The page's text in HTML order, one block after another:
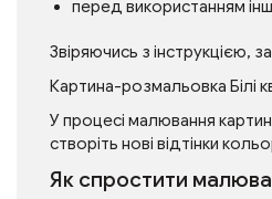
перед використанням
Звіряючись з інструкцією,
Картина-розмальовка Білі
У процесі малювання
створіть нові відтінки
Як спростити